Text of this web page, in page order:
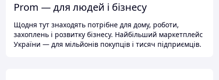
Prom — для людей і бізнесу
Щодня тут знаходять потрібне для дому, роботи,
захоплень і розвитку бізнесу. Найбільший маркетплейс
України — для мільйонів покупців і тисяч підприємців.